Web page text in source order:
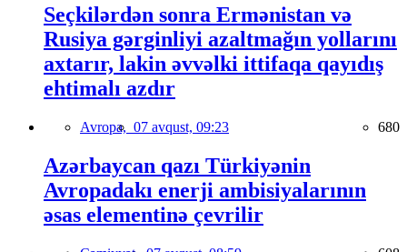
Seçkilərdən sonra Ermənistan və
Rusiya gərginliyi azaltmağın yollarını
axtarır, lakin əvvəlki ittifaqa qayıdış
ehtimalı azdır
Avropa, 07 avqust, 09:23 680
Azərbaycan qazı Türkiyənin
Avropadakı enerji ambisiyalarının
əsas elementinə çevrilir